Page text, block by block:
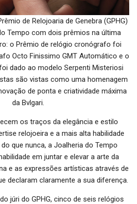
de Relojoaria de Genebra (GPHG)
Tempo com dois prêmios na última
o Prêmio de relógio cronógrafo foi
Octo Finissimo GMT Automático e o
dado ao modelo Serpenti Misteriosi
são vistas como uma homenagem
de ponta e criatividade máxima
da Bvlgari.
os traços da elegância e estilo
relojoeira e a mais alta habilidade
que nunca, a Joalheria do Tempo
em juntar e elevar a arte da
e as expressões artísticas através de
declaram claramente a sua diferença.
júri do GPHG, cinco de seis relógios